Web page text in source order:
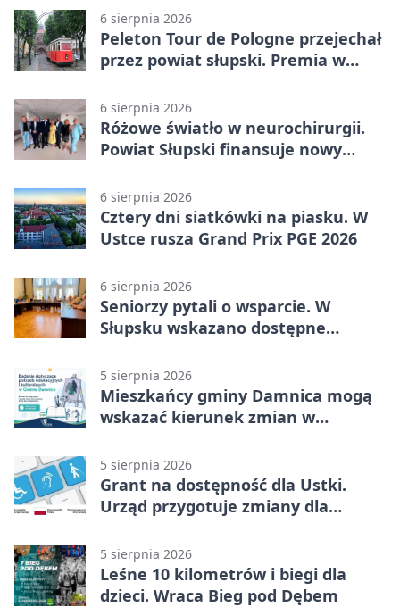
6 sierpnia 2026
Peleton Tour de Pologne przejechał
przez powiat słupski. Premia w
6 sierpnia 2026
Różowe światło w neurochirurgii.
Powiat Słupski finansuje nowy
6 sierpnia 2026
Cztery dni siatkówki na piasku. W
Ustce rusza Grand Prix PGE 2026
6 sierpnia 2026
Seniorzy pytali o wsparcie. W
Słupsku wskazano dostępne
5 sierpnia 2026
Mieszkańcy gminy Damnica mogą
wskazać kierunek zmian w
5 sierpnia 2026
Grant na dostępność dla Ustki.
Urząd przygotuje zmiany dla
5 sierpnia 2026
Leśne 10 kilometrów i biegi dla
dzieci. Wraca Bieg pod Dębem